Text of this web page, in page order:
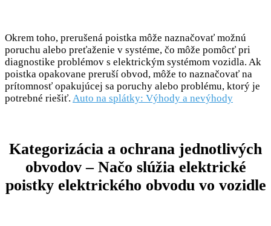
Okrem toho, prerušená poistka môže naznačovať možnú
poruchu alebo preťaženie v systéme, čo môže pomôcť pri
diagnostike problémov s elektrickým systémom vozidla. Ak
poistka opakovane preruší obvod, môže to naznačovať na
prítomnosť opakujúcej sa poruchy alebo problému, ktorý je
potrebné riešiť. Auto na splátky: Výhody a nevýhody
Kategorizácia a ochrana jednotlivých
obvodov – Načo slúžia elektrické
poistky elektrického obvodu vo vozidle